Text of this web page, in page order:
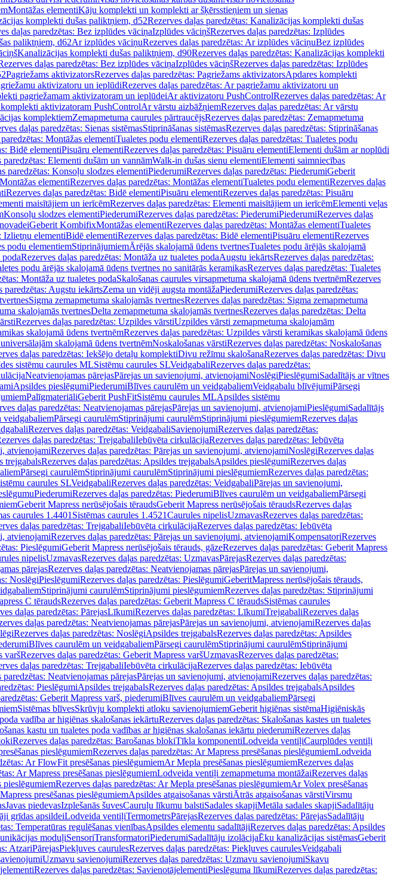
Montāžas elementiKāju komplekti un komplekti ar šķērsstieņiem un sienas
komplekti dušas paliktņiem, d52Rezerves daļas paredzētas: Kanalizācijas komplekti dušas
daļas paredzētas: Bez izplūdes vāciņaIzplūdes vāciņšRezerves daļas paredzētas: Izplūdes
paliktņiem, d62Ar izplūdes vāciņuRezerves daļas paredzētas: Ar izplūdes vāciņuBez izplūdes
Kanalizācijas komplekti dušas paliktņiem, d90Rezerves daļas paredzētas: Kanalizācijas komplekti
daļas paredzētas: Bez izplūdes vāciņaIzplūdes vāciņšRezerves daļas paredzētas: Izplūdes
Pagriežams aktivizatorsRezerves daļas paredzētas: Pagriežams aktivizatorsApdares komplekti
aktivizatoru un ieplūdiRezerves daļas paredzētas: Ar pagriežamu aktivizatoru un
pagriežamam aktivizatoram un ieplūdeiAr aktivizatoru PushControlRezerves daļas paredzētas: Ar
aktivizatoram PushControlAr vārstu aizbāžņiemRezerves daļas paredzētas: Ar vārstu
komplektiemZemapmetuma caurules pārtraucējsRezerves daļas paredzētas: Zemapmetuma
daļas paredzētas: Sienas sistēmasStiprināšanas sistēmasRezerves daļas paredzētas: Stiprināšanas
Montāžas elementiTualetes podu elementiRezerves daļas paredzētas: Tualetes podu
Bidē elementiPisuāru elementiRezerves daļas paredzētas: Pisuāru elementiElementi dušām ar noplūdi
paredzētas: Elementi dušām un vannāmWalk-in dušas sienu elementiElementi saimniecības
paredzētas: Konsoļu slodzes elementiPiederumiRezerves daļas paredzētas: PiederumiGeberit
Montāžas elementiRezerves daļas paredzētas: Montāžas elementiTualetes podu elementiRezerves daļas
Rezerves daļas paredzētas: Bidē elementiPisuāru elementiRezerves daļas paredzētas: Pisuāru
maisītājiem un ierīcēmRezerves daļas paredzētas: Elementi maisītājiem un ierīcēmElementi veļas
Konsoļu slodzes elementiPiederumiRezerves daļas paredzētas: PiederumiPiederumiRezerves daļas
Geberit KombifixMontāžas elementiRezerves daļas paredzētas: Montāžas elementiTualetes
Izlietņu elementiBidē elementiRezerves daļas paredzētas: Bidē elementiPisuāru elementiRezerves
podu elementiemStiprinājumiemĀrējās skalojamā ūdens tvertnesTualetes podu ārējās skalojamā
Rezerves daļas paredzētas: Montāža uz tualetes podaAugstu iekārtsRezerves daļas paredzētas:
podu ārējās skalojamā ūdens tvertnes no sanitārās keramikasRezerves daļas paredzētas: Tualetes
Montāža uz tualetes podaSkalošanas caurules virsapmetuma skalojamā ūdens tvertnēmRezerves
paredzētas: Augstu iekārtsZema un vidēji augsta montāžaPiederumiRezerves daļas paredzētas:
Sigma zemapmetuma skalojamās tvertnesRezerves daļas paredzētas: Sigma zemapmetuma
skalojamās tvertnesDelta zemapmetuma skalojamās tvertnesRezerves daļas paredzētas: Delta
Rezerves daļas paredzētas: Uzpildes vārstiUzpildes vārsti zemapmetuma skalojamām
skalojamā ūdens tvertnēmRezerves daļas paredzētas: Uzpildes vārsti keramikas skalojamā ūdens
skalojamā ūdens tvertnēmNoskalošanas vārstiRezerves daļas paredzētas: Noskalošanas
daļas paredzētas: Iekšējo detaļu komplektiDivu režīmu skalošanaRezerves daļas paredzētas: Divu
sistēmu caurules MLSistēmu caurules SLVeidgabaliRezerves daļas paredzētas:
Neatvienojamas pārejasPārejas un savienojumi, atvienojamiNoslēgiPieslēgumiSadalītājs ar vītnes
Apsildes pieslēgumiPiederumiBlīves caurulēm un veidgabaliemVeidgabalu blīvējumiPārsegi
PalīgmateriāliGeberit PushFitSistēmu caurules MLApsildes sistēmu
daļas paredzētas: Neatvienojamas pārejasPārejas un savienojumi, atvienojamiPieslēgumiSadalītājs
veidgabaliemPārsegi caurulēmStiprinājumi caurulēmStiprinājumi pieslēgumiemRezerves daļas
Rezerves daļas paredzētas: VeidgabaliSavienojumiRezerves daļas paredzētas:
daļas paredzētas: TrejgabaliIebūvēta cirkulācijaRezerves daļas paredzētas: Iebūvēta
atvienojamiRezerves daļas paredzētas: Pārejas un savienojumi, atvienojamiNoslēgiRezerves daļas
trejgabalsRezerves daļas paredzētas: Apsildes trejgabalsApsildes pieslēgumiRezerves daļas
Pārsegi caurulēmStiprinājumi caurulēmStiprinājumi pieslēgumiemRezerves daļas paredzētas:
caurules SLVeidgabaliRezerves daļas paredzētas: VeidgabaliPārejas un savienojumi,
PiederumiRezerves daļas paredzētas: PiederumiBlīves caurulēm un veidgabaliemPārsegi
Geberit Mapress nerūsējošais tēraudsGeberit Mapress nerūsējošais tēraudsRezerves daļas
caurules 1.4401 Sistēmas caurules 1.4521Caurules nipelisUzmavasRezerves daļas paredzētas:
daļas paredzētas: TrejgabaliIebūvēta cirkulācijaRezerves daļas paredzētas: Iebūvēta
atvienojamiRezerves daļas paredzētas: Pārejas un savienojumi, atvienojamiKompensatoriRezerves
PieslēgumiGeberit Mapress nerūsējošais tērauds, gāzeRezerves daļas paredzētas: Geberit Mapress
nipelisUzmavasRezerves daļas paredzētas: UzmavasPārejasRezerves daļas paredzētas:
pārejasRezerves daļas paredzētas: Neatvienojamas pārejasPārejas un savienojumi,
NoslēgiPieslēgumiRezerves daļas paredzētas: PieslēgumiGeberitMapress nerūsējošais tērauds,
Stiprinājumi caurulēmStiprinājumi pieslēgumiemRezerves daļas paredzētas: Stiprinājumi
C tēraudsRezerves daļas paredzētas: Geberit Mapress C tēraudsSistēmas caurules
daļas paredzētas: PārejasLīkumiRezerves daļas paredzētas: LīkumiTrejgabaliRezerves daļas
daļas paredzētas: Neatvienojamas pārejasPārejas un savienojumi, atvienojamiRezerves daļas
Rezerves daļas paredzētas: NoslēgiApsildes trejgabalsRezerves daļas paredzētas: Apsildes
Blīves caurulēm un veidgabaliemPārsegi caurulēmStiprinājumi caurulēmStiprinājumi
varšRezerves daļas paredzētas: Geberit Mapress varšUzmavasRezerves daļas paredzētas:
daļas paredzētas: TrejgabaliIebūvēta cirkulācijaRezerves daļas paredzētas: Iebūvēta
paredzētas: Neatvienojamas pārejasPārejas un savienojumi, atvienojamiRezerves daļas paredzētas:
PieslēgumiApsildes trejgabalsRezerves daļas paredzētas: Apsildes trejgabalsApsildes
Geberit Mapress varš, piederumiBlīves caurulēm un veidgabaliemPārsegi
Sistēmas blīvesSkrūvju komplekti atloku savienojumiemGeberit higiēnas sistēmaHigiēniskās
vadība ar higiēnas skalošanas iekārtuRezerves daļas paredzētas: Skalošanas kastes un tualetes
kastu un tualetes poda vadības ar higiēnas skalošanas iekārtu piederumiRezerves daļas
Rezerves daļas paredzētas: Barošanas blokiTīkla komponentiLodveida ventiļiCaurplūdes ventiļi
pieslēgumiemRezerves daļas paredzētas: Ar Mapress presēšanas pieslēgumiemLodveida
Ar FlowFit presēšanas pieslēgumiemAr Mepla presēšanas pieslēgumiemRezerves daļas
Ar Mapress presēšanas pieslēgumiemLodveida ventiļi zemapmetuma montāžaiRezerves daļas
pieslēgumiemRezerves daļas paredzētas: Ar Mepla presēšanas pieslēgumiemAr Volex presēšanas
presēšanas pieslēgumiemApsildes atgaisošanas vārstiĀtrās atgaisošanas vārstiVirsmu
Javas piedevasIzplešanās šuvesCauruļu līkumu balstiSadales skapjiMetāla sadales skapjiSadalītāju
grīdas apsildeiLodveida ventiļiTermometrsPārejasRezerves daļas paredzētas: PārejasSadalītāju
Temperatūras regulēšanas vienībasApsildes elementu sadalītājiRezerves daļas paredzētas: Apsildes
moduļiSensoriTransformatoriPiederumiSadalītāju izolācijaĒku kanalizācijas sistēmasGeberit
AtzariPārejasPiekļuves caurulesRezerves daļas paredzētas: Piekļuves caurulesVeidgabali
Uzmavu savienojumiRezerves daļas paredzētas: Uzmavu savienojumiSkavu
Rezerves daļas paredzētas: SavienotājelementiPieslēguma līkumiRezerves daļas paredzētas: